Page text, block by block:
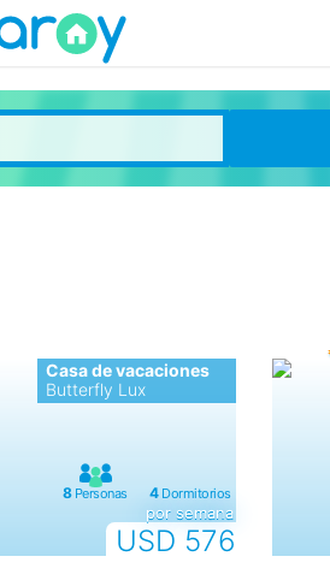
Casa de vacaciones
Butterfly Lux
USD 576
por semana